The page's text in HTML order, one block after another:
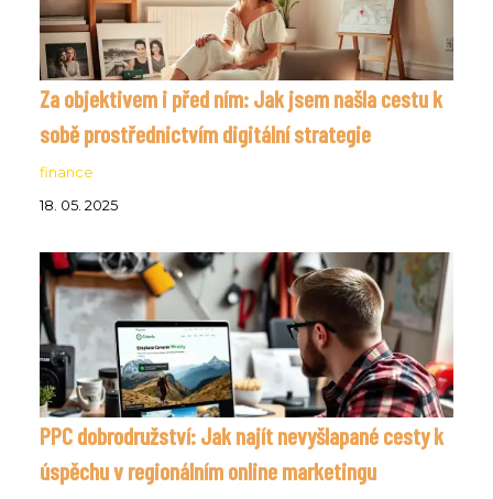
Za objektivem i před ním: Jak jsem našla cestu k
sobě prostřednictvím digitální strategie
finance
18. 05. 2025
PPC dobrodružství: Jak najít nevyšlapané cesty k
úspěchu v regionálním online marketingu